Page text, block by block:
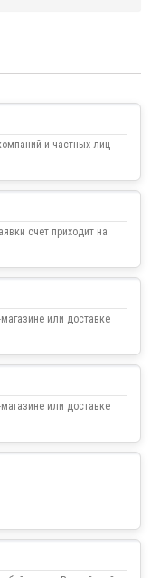
и частных лиц
счет приходит на
или доставке
или доставке